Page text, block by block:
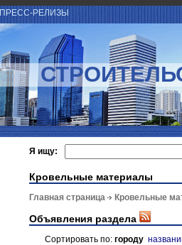
ПРЕСС-РЕЛИЗЫ
Я ищу:
Кровельные материалы
Главная страница Кровельные
Объявления раздела
Сортировать по: городу